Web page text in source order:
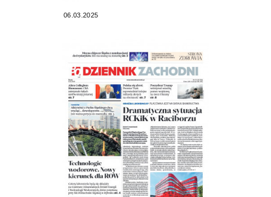
06.03.2025